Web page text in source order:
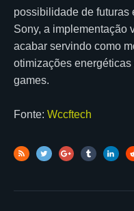
possibilidade de futuras
Sony, a implementação
acabar servindo como
otimizações
games.
Fonte: Wccftech